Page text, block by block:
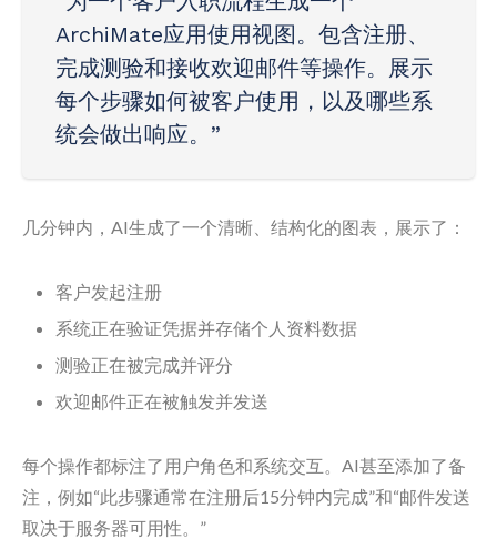
ArchiMate应用使用视图。包含注册、
完成测验和接收欢迎邮件等操作。展示
每个步骤如何被客户使用，以及哪些系
统会做出响应。”
几分钟内，AI生成了一个清晰、结构化的图表，展示了：
客户发起注册
系统正在验证凭据并存储个人资料数据
测验正在被完成并评分
欢迎邮件正在被触发并发送
每个操作都标注了用户角色和系统交互。AI甚至添加了备
注，例如“此步骤通常在注册后15分钟内完成”和“邮件发送
取决于服务器可用性。”